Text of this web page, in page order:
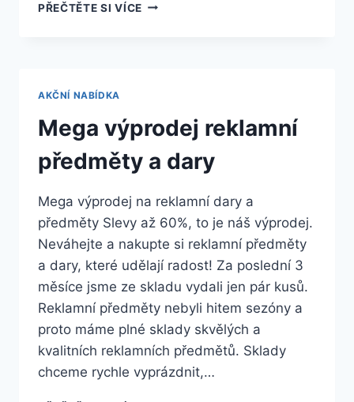
PŘEČTĚTE SI VÍCE
AKČNÍ NABÍDKA
Mega výprodej reklamní
předměty a dary
Mega výprodej na reklamní dary a
předměty Slevy až 60%, to je náš výprodej.
Neváhejte a nakupte si reklamní předměty
a dary, které udělají radost! Za poslední 3
měsíce jsme ze skladu vydali jen pár kusů.
Reklamní předměty nebyli hitem sezóny a
proto máme plné sklady skvělých a
kvalitních reklamních předmětů. Sklady
chceme rychle vyprázdnit,…